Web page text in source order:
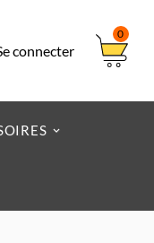
connecter
0